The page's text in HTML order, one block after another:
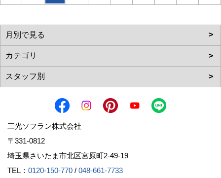
三光ソフラン株式会社
〒331-0812
埼玉県さいたま市北区宮原町2-49-19
TEL： 0120-150-770 / 048-661-7733